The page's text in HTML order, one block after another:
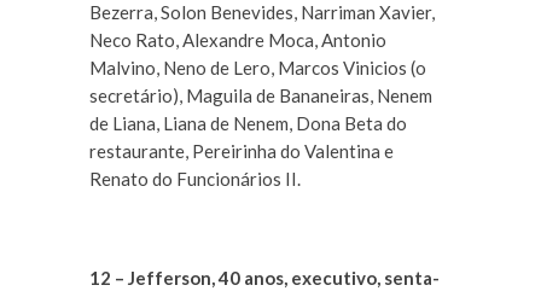
Bezerra, Solon Benevides, Narriman Xavier,
Neco Rato, Alexandre Moca, Antonio
Malvino, Neno de Lero, Marcos Vinicios (o
secretário), Maguila de Bananeiras, Nenem
de Liana, Liana de Nenem, Dona Beta do
restaurante, Pereirinha do Valentina e
Renato do Funcionários II.
12 – Jefferson, 40 anos, executivo, senta-